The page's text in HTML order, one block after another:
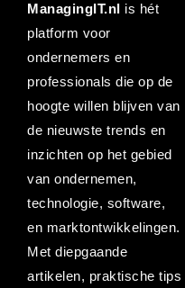
ManagingIT.nl is hét
platform voor
ondernemers en
professionals die op de
hoogte willen blijven van
de nieuwste trends en
inzichten op het gebied
van ondernemen,
technologie, software,
en marktontwikkelingen.
Met diepgaande
artikelen, praktische tips